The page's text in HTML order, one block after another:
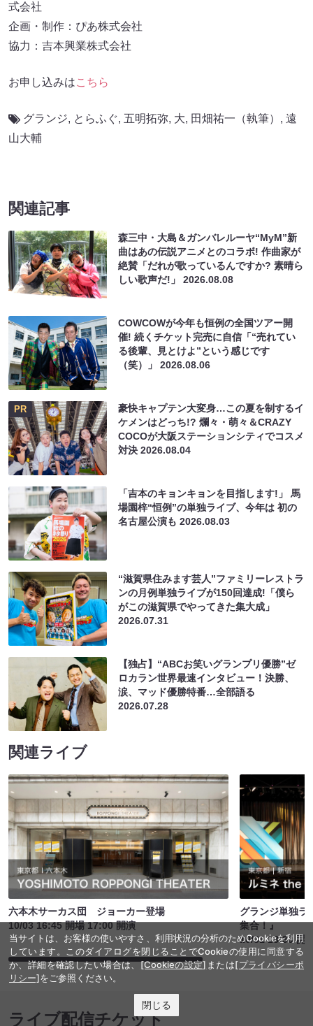
式会社
企画・制作：ぴあ株式会社
協力：吉本興業株式会社
お申し込みはこちら
グランジ, とらふぐ, 五明拓弥, 大, 田畑祐一（執筆） , 遠
山大輔
関連記事
森三中・大島＆ガンバレルーヤ“MyM”新
曲はあの伝説アニメとのコラボ! 作曲家が
絶賛「だれが歌っているんですか? 素晴ら
しい歌声だ!」2026.08.08
COWCOWが今年も恒例の全国ツアー開
催! 続くチケット完売に自信「“売れてい
る後輩、見とけよ”という感じです
（笑）」2026.08.06
PR
豪快キャプテン大変身…この夏を制するイ
ケメンはどっち!? 爛々・萌々＆CRAZY
COCOが大阪ステーションシティでコスメ
対決2026.08.04
「吉本のキョンキョンを目指します!」 馬
場園梓“恒例”の単独ライブ、今年は 初の
名古屋公演も2026.08.03
“滋賀県住みます芸人”ファミリーレストラ
ンの月例単独ライブが150回達成!「僕ら
がこの滋賀県でやってきた集大成」
2026.07.31
【独占】“ABCお笑いグランプリ優勝”ゼ
ロカラン世界最速インタビュー！決勝、
涙、マッド優勝特番…全部語る
2026.07.28
関連ライブ
六本木サーカス団 ジョーカー登場
10/03 16:45 開場 17:00 開演
グランジ単独ラ
集合！』
10/31 18:30 開
ライブ配信チケット
当サイトは、お客様の使いやすさ、利用状況の分析のためCookieを利用
しています。このダイアログを閉じることでCookieの使用に同意する
か、詳細を確認したい場合は、[Cookieの設定] または[プライバシーポ
リシー]をご参照ください。
閉じる